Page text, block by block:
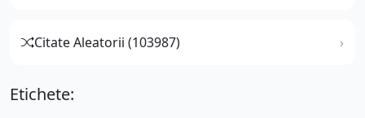
Citate Aleatorii (103987)
Etichete: